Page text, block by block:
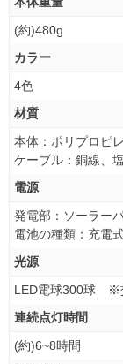
(約)480g
カラー
4色
材質
本体：ポリプロピ
ケーブル：銅線、
電源
発電部：ソーラー
電池の種類：充電
光源
LED電球300球 ※
連続点灯時間
(約)6~8時間